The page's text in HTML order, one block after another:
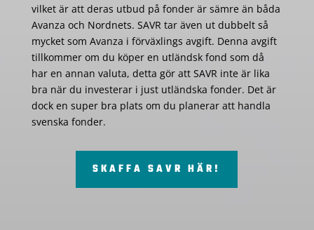
vilket är att deras utbud på fonder är sämre än båda
Avanza och Nordnets. SAVR tar även ut dubbelt så
mycket som Avanza i förväxlings avgift. Denna avgift
tillkommer om du köper en utländsk fond som då
har en annan valuta, detta gör att SAVR inte är lika
bra när du investerar i just utländska fonder. Det är
dock en super bra plats om du planerar att handla
svenska fonder.
SKAFFA SAVR HÄR!